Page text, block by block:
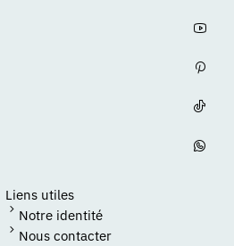
Liens utiles
Notre identité
Nous contacter